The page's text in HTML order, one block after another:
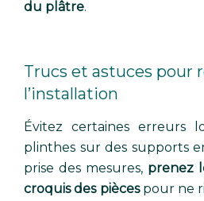
du plâtre.
Trucs et astuces pour
l’installation
Évitez certaines erreurs
plinthes sur des supports
prise des mesures, prenez
croquis des piècespour ne